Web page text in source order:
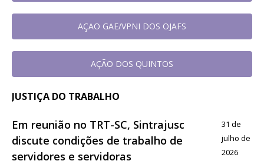
AÇAO GAE/VPNI DOS OJAFS
AÇÃO DOS QUINTOS
JUSTIÇA DO TRABALHO
Em reunião no TRT-SC, Sintrajusc
discute condições de trabalho de
servidores e servidoras
31 de
julho de
2026